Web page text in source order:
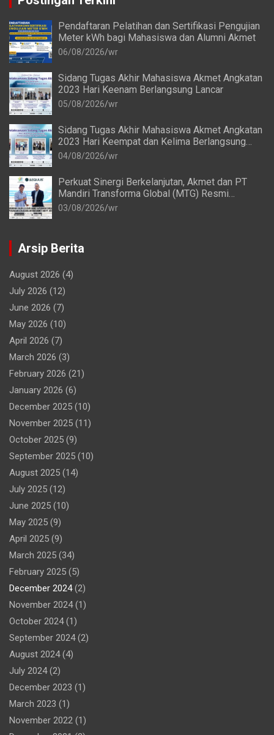
Pendaftaran Pelatihan dan Sertifikasi Pengujian
Meter kWh bagi Mahasiswa dan Alumni Akmet
06/08/2026 wr
Sidang Tugas Akhir Mahasiswa Akmet Angkatan
2023 Hari Keenam Berlangsung Lancar
05/08/2026 wr
Sidang Tugas Akhir Mahasiswa Akmet Angkatan
2023 Hari Keempat dan Kelima Berlangsung
Lancar
04/08/2026 wr
Perkuat Sinergi Berkelanjutan, Akmet dan PT
Mandiri Transforma Global (MTG) Resmi
Perpanjang Perjanjian Kerja Sama
03/08/2026 wr
Arsip Berita
August 2026 (4)
July 2026 (12)
June 2026 (7)
May 2026 (10)
April 2026 (7)
March 2026 (3)
February 2026 (21)
January 2026 (6)
December 2025 (10)
November 2025 (11)
October 2025 (9)
September 2025 (10)
August 2025 (14)
July 2025 (12)
June 2025 (10)
May 2025 (9)
April 2025 (9)
March 2025 (34)
February 2025 (5)
December 2024(2)
November 2024(1)
October 2024(1)
September 2024(2)
August 2024(4)
July 2024(2)
December 2023 (1)
March 2023 (1)
November 2022 (1)